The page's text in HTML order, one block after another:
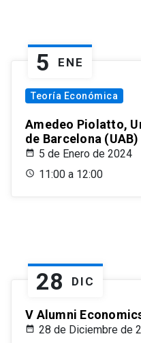
5 ENE
Teoría Económica
Amedeo Piolatto,
de Barcelona (UAB)
5 de Enero de 2024
11:00 a 12:00
28 DIC
V Alumni
28 de Diciembre de